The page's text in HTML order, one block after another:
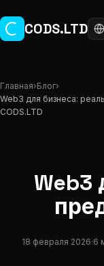
CODS.LTD
Главная›Блог›
Web3 для бизнеса:
CODS.LTD
Web3
18 февраля 2026·6